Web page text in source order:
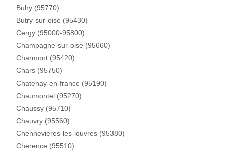
Buhy (95770)
Butry-sur-oise (95430)
Cergy (95000-95800)
Champagne-sur-oise (95660)
Charmont (95420)
Chars (95750)
Chatenay-en-france (95190)
Chaumontel (95270)
Chaussy (95710)
Chauvry (95560)
Chennevieres-les-louvres (95380)
Cherence (95510)